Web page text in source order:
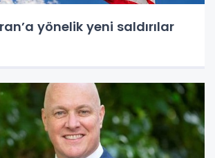
yönelik yeni saldırılar